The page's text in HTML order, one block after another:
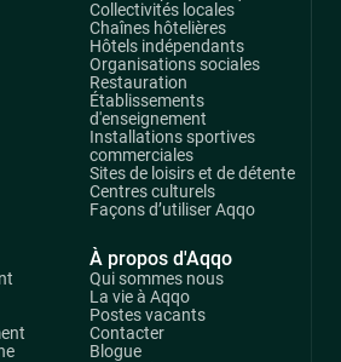
Collectivités locales
Chaînes hôtelières
Hôtels indépendants
Organisations sociales
Restauration
Établissements
d'enseignement
Installations sportives
commerciales
Sites de loisirs et de détente
Centres culturels
Façons d’utiliser Aqqo
À propos d'Aqqo
Qui sommes nous
La vie à Aqqo
Postes vacants
Contacter
Blogue